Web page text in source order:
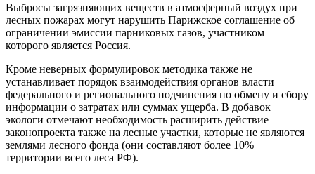
Выбросы загрязняющих веществ в атмосферный воздух при
лесных пожарах могут нарушить Парижское соглашение об
ограничении эмиссии парниковых газов, участником
которого является Россия.
Кроме неверных формулировок методика также не
устанавливает порядок взаимодействия органов власти
федерального и регионального подчинения по обмену и сбору
информации о затратах или суммах ущерба. В добавок
экологи отмечают необходимость расширить действие
законопроекта также на лесные участки, которые не являются
землями лесного фонда (они составляют более 10%
территории всего леса РФ).